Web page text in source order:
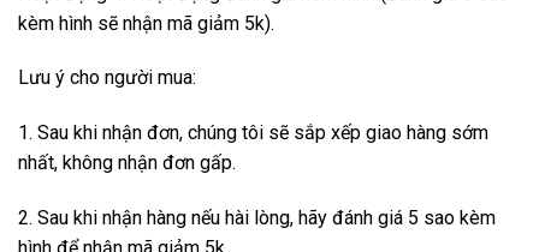
kèm hình sẽ nhận mã giảm 5k).
Lưu ý cho người mua:
1. Sau khi nhận đơn, chúng tôi sẽ sắp xếp giao hàng sớm
nhất, không nhận đơn gấp.
2. Sau khi nhận hàng nếu hài lòng, hãy đánh giá 5 sao kèm